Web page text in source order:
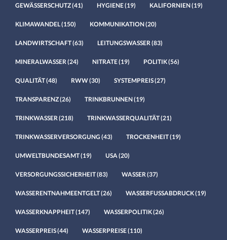
GEWÄSSERSCHUTZ(41) HYGIENE(19) KALIFORNIEN(19)
KLIMAWANDEL(150) KOMMUNIKATION(20)
LANDWIRTSCHAFT(63) LEITUNGSWASSER (83)
MINERALWASSER (24) NITRATE(19) POLITIK(56)
QUALITÄT(48) RWW(30) SYSTEMPREIS(27)
TRANSPARENZ(26) TRINKBRUNNEN(19)
TRINKWASSER (218) TRINKWASSERQUALITÄT(21)
TRINKWASSERVERSORGUNG (43) TROCKENHEIT(19)
UMWELTBUNDESAMT(19) USA (20)
VERSORGUNGSSICHERHEIT(83) WASSER (37)
WASSERENTNAHMEENTGELT(26) WASSERFUSSABDRUCK(19)
WASSERKNAPPHEIT(147) WASSERPOLITIK(26)
WASSERPREIS(44) WASSERPREISE(110)